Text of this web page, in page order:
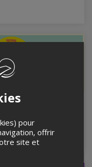
VENDREDI
2026
Basler, Morin-Heights,
pour
offrir
site et